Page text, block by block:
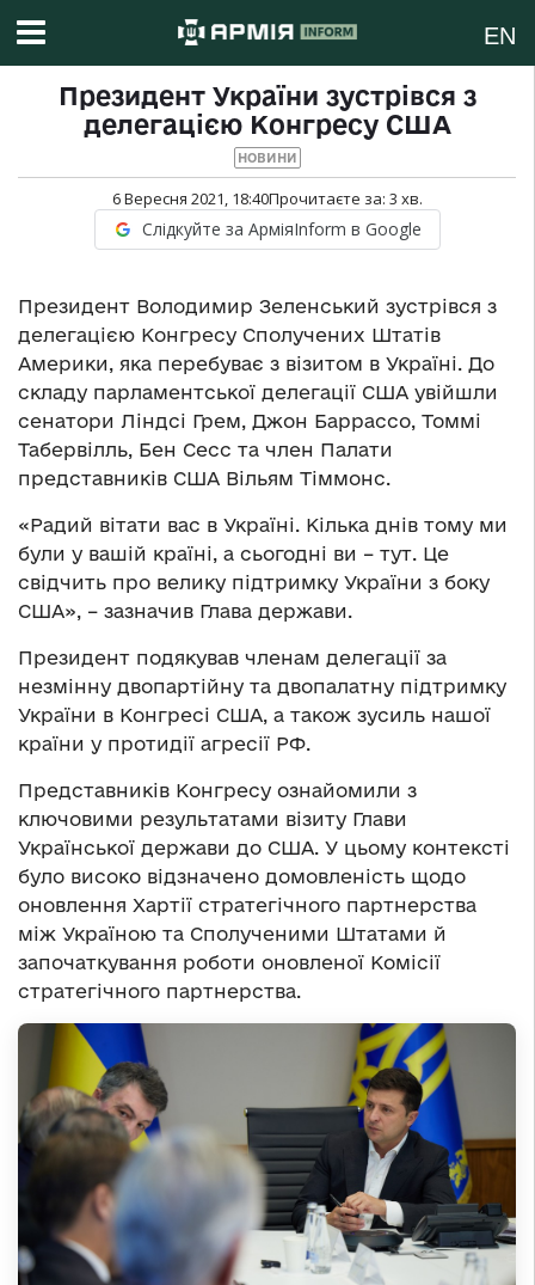
EN
Президент України зустрівся з
делегацією Конгресу США
НОВИНИ
6 Вересня 2021, 18:40Прочитаєте за: 3 хв.
Слідкуйте за АрміяInform в Google
Президент Володимир Зеленський зустрівся з
делегацією Конгресу Сполучених Штатів
Америки, яка перебуває з візитом в Україні. До
складу парламентської делегації США увійшли
сенатори Ліндсі Грем, Джон Баррасcо, Томмі
Табервілль, Бен Сесс та член Палати
представників США Вільям Тіммонс.
«Радий вітати вас в Україні. Кілька днів тому ми
були у вашій країні, а сьогодні ви – тут. Це
свідчить про велику підтримку України з боку
США», – зазначив Глава держави.
Президент подякував членам делегації за
незмінну двопартійну та двопалатну підтримку
України в Конгресі США, а також зусиль нашої
країни у протидії агресії РФ.
Представників Конгресу ознайомили з
ключовими результатами візиту Глави
Української держави до США. У цьому контексті
було високо відзначено домовленість щодо
оновлення Хартії стратегічного партнерства
між Україною та Сполученими Штатами й
започаткування роботи оновленої Комісії
стратегічного партнерства.